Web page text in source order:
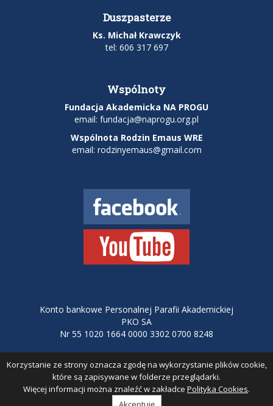
Duszpasterze
Ks. Michał Krawczyk
tel: 606 317 697
Wspólnoty
Fundacja Akademicka NA PROGU
email: fundacja@naprogu.org.pl
Wspólnota Rodzin Emaus WRE
email: rodzinyemaus@gmail.com
Konto bankowe Personalnej Parafii Akademickiej
PKO SA
Nr 55 1020 1664 0000 3302 0700 8248
Polityka Cookies| Projekt i wykonanie: KeyCode
Uwagi dotyczące funkcjonalności i wyglądu serwisu proszę kierować na adres:
admin@emaus.czest.pl
Korzystanie ze strony oznacza zgodę na wykorzystanie plików cookie,
które są zapisywane w folderze przeglądarki.
Więcej informacji można znaleźć w zakładce Polityka Cookies.